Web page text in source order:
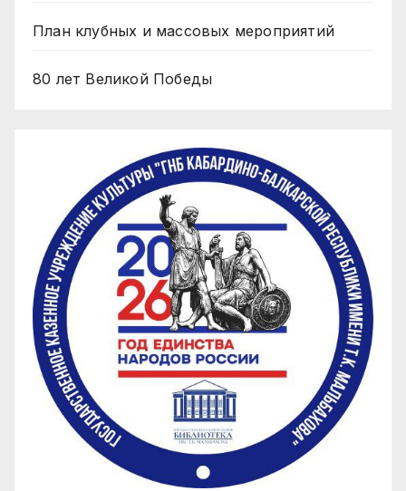
План клубных и массовых мероприятий
80 лет Великой Победы